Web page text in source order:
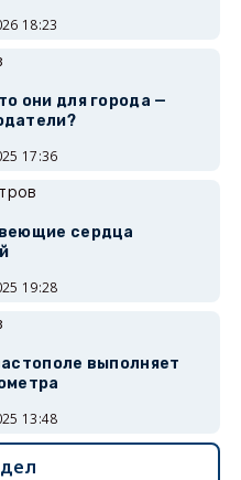
18:23
они для города —
17:36
сердца
19:28
выполняет
13:48